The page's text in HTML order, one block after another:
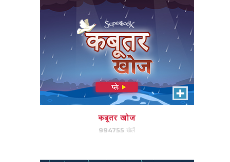
कबूतर खोज
994755 खेलें
गिज़्मो का जहज़ पर चढ़ना
गिज़मो जानवरों को वापस जहाज में लाने में
मदद करें।